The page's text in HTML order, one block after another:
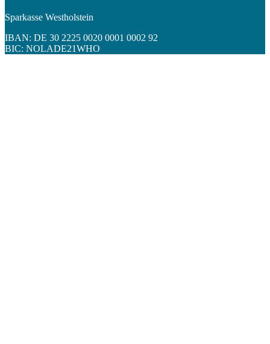
Sparkasse Westholstein
IBAN: DE 30 2225 0020 0001 0002 92
BIC: NOLADE21WHO